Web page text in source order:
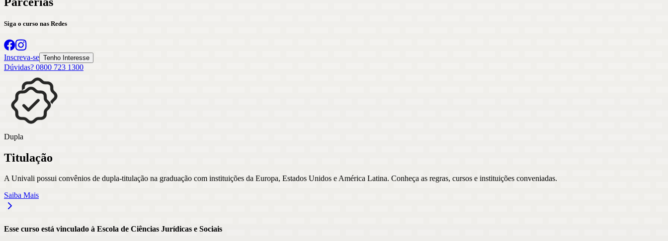
Siga o curso nas Redes
Inscreva-se Tenho Interesse
Dúvidas? 0800 723 1300
Dupla
Titulação
A Univali possui convênios de dupla-titulação na graduação com instituições da Europa, Estados Unidos e América Latina. Conheça as regras, cursos e instituições conveniadas.
Saiba Mais
Esse curso está vinculado à Escola de Ciências Jurídicas e Sociais